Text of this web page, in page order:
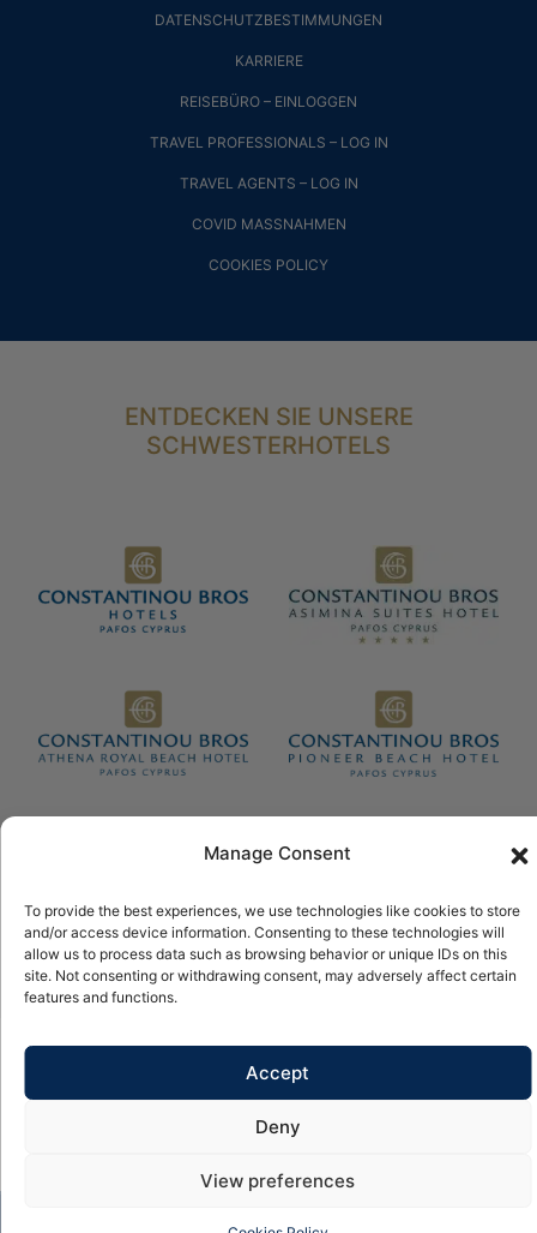
Manage Consent
To provide the best experiences, we use technologies like cookies to store
and/or access device information. Consenting to these technologies will
allow us to process data such as browsing behavior or unique IDs on this
site. Not consenting or withdrawing consent, may adversely affect certain
features and functions.
Accept
Deny
View preferences
DATENSCHUTZBESTIMMUNGEN
KARRIERE
REISEBÜRO – EINLOGGEN
TRAVEL PROFESSIONALS – LOG IN
TRAVEL AGENTS – LOG IN
COVID MASSNAHMEN
COOKIES POLICY
ENTDECKEN SIE UNSERE
SCHWESTERHOTELS
Angetrieben durchNELIOS